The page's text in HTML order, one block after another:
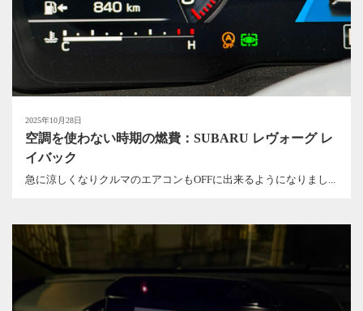
2025年10月28日
空調を使わない時期の燃費：SUBARU レヴォーグ レ
イバック
急に涼しくなりクルマのエアコンもOFFに出来るようになりまし...